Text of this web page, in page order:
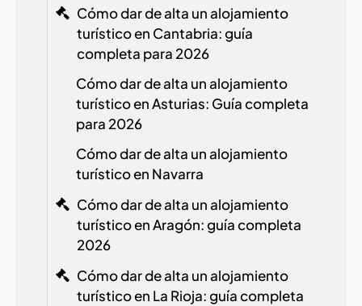
Cómo dar de alta un alojamiento
turístico en Cantabria: guía
completa para 2026
Cómo dar de alta un alojamiento
turístico en Asturias: Guía completa
para 2026
Cómo dar de alta un alojamiento
turístico en Navarra
Cómo dar de alta un alojamiento
turístico en Aragón: guía completa
2026
Cómo dar de alta un alojamiento
turístico en La Rioja: guía completa